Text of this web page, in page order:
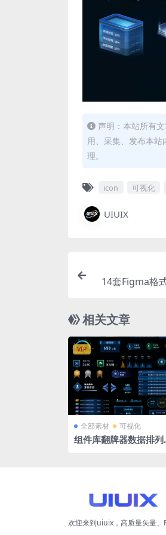
声明：本站所有
用、采集、发布本
理。
icon 可视化
UIUIX
14套Figma格
相关文章
VIP
全部素材 可视化
组件库翻牌器数据排列
欢迎来到uiuix，高质量矢量、